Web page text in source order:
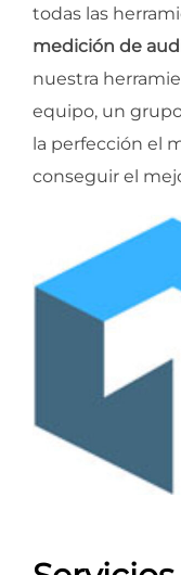
todas las
medición de
nuestra
equipo, un
la perfección el
conseguir el